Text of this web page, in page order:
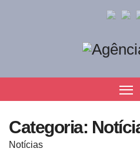
Categoria:
Notícias